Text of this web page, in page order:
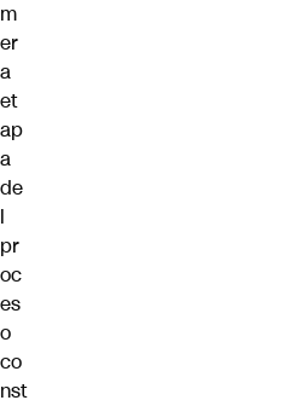
m
er
a
et
ap
a
de
l
pr
oc
es
o
co
nst